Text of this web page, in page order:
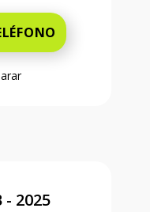
- 2025